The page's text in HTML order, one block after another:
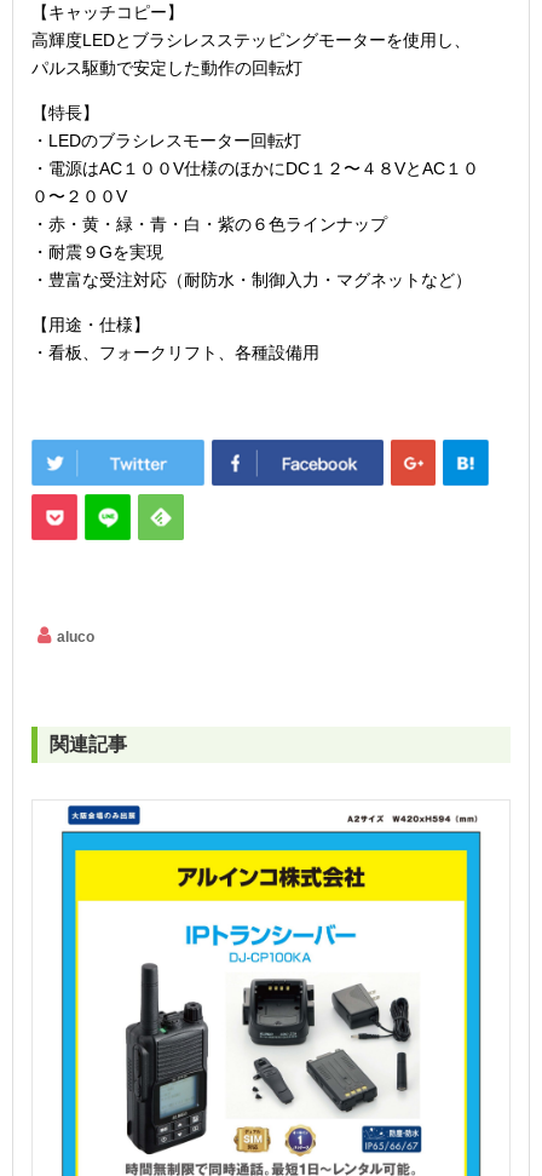
【キャッチコピー】
高輝度LEDとブラシレスステッピングモーターを使用し、
パルス駆動で安定した動作の回転灯
【特長】
・LEDのブラシレスモーター回転灯
・電源はAC１００V仕様のほかにDC１２〜４８VとAC１０
０〜２００V
・赤・黄・緑・青・白・紫の６色ラインナップ
・耐震９Gを実現
・豊富な受注対応（耐防水・制御入力・マグネットなど）
【用途・仕様】
・看板、フォークリフト、各種設備用
aluco
関連記事